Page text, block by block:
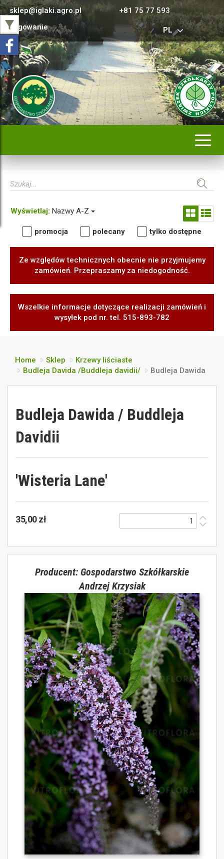
sklep@iglaki.agro.pl
+81 75 77 593
Logowanie
PL
Wyświetlaj: Nazwy A-Z
promocja polecany tylko dostępne
Ze względów technicznych obecnie nie przyjmujemy
zamówień. Przepraszamy za niedogodność.
Wszelkie informacje dotyczące realizacji zamówień i
wysyłek pod nr. tel. 515-893-782
Home Sklep
Krzewy liściaste
Budleja Davida /Buddleja davidii/
Budleja Dawida
Budleja Dawida / Buddleja
Davidii
'Wisteria Lane'
35,00 zł
Producent: Gospodarstwo Szkółkarskie
Andrzej Krzysiak